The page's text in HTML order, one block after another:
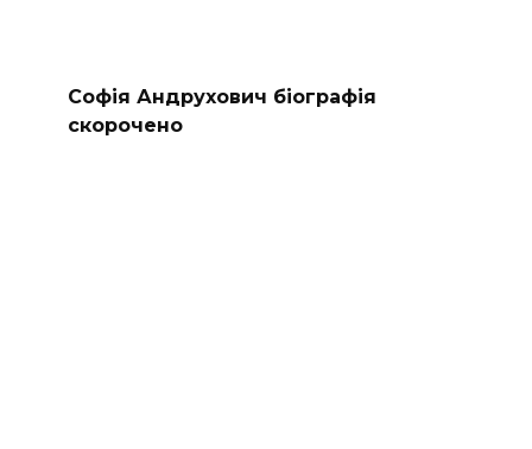
Софія Андрухович біографія
скорочено